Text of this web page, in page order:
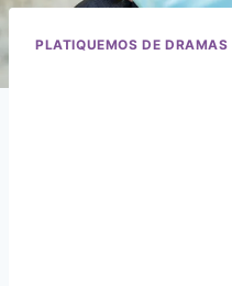
PLATIQUEMOS DE DRAMAS